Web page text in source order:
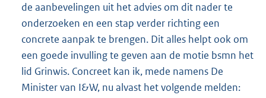
de aanbevelingen uit het advies om dit nader te
onderzoeken en een stap verder richting een
concrete aanpak te brengen. Dit alles helpt ook om
een goede invulling te geven aan de motie bsmn het
lid Grinwis. Concreet kan ik, mede namens De
Minister van I&W, nu alvast het volgende melden: